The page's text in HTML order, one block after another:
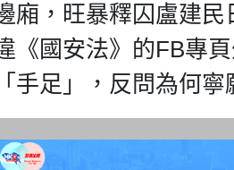
廂，旺暴釋囚盧建
《國安法》的FB專
手足」，反問為何